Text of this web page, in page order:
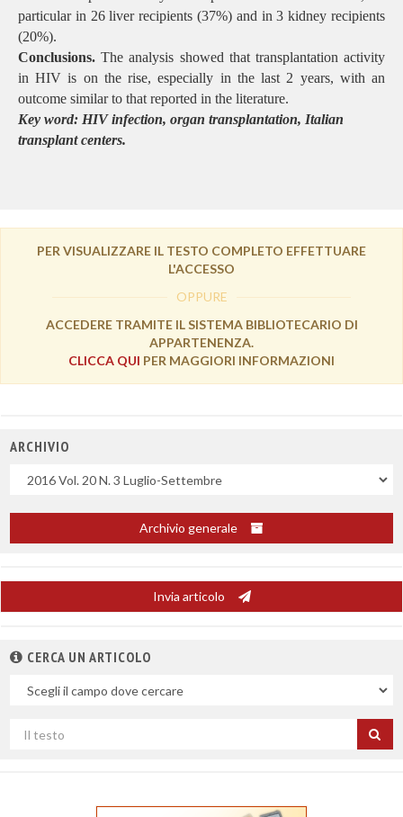
particular in 26 liver recipients (37%) and in 3 kidney recipients
(20%).
Conclusions. The analysis showed that transplantation activity
in HIV is on the rise, especially in the last 2 years, with an
outcome similar to that reported in the literature.
Key word: HIV infection, organ transplantation, Italian
transplant centers.
PER VISUALIZZARE IL TESTO COMPLETO EFFETTUARE
L'ACCESSO
OPPURE
ACCEDERE TRAMITE IL SISTEMA BIBLIOTECARIO DI
APPARTENENZA.
CLICCA QUI PER MAGGIORI INFORMAZIONI
ARCHIVIO
Archivio generale
Invia articolo
CERCA UN ARTICOLO
campo
per